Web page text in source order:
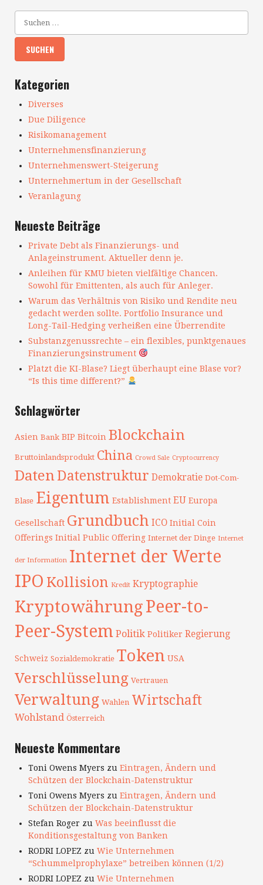
Kategorien
Diverses
Due Diligence
Risikomanagement
Unternehmensfinanzierung
Unternehmenswert-Steigerung
Unternehmertum in der Gesellschaft
Veranlagung
Neueste Beiträge
Private Debt als Finanzierungs- und
Anlageinstrument. Aktueller denn je.
Anleihen für KMU bieten vielfältige Chancen.
Sowohl für Emittenten, als auch für Anleger.
Warum das Verhältnis von Risiko und Rendite neu
gedacht werden sollte. Portfolio Insurance und
Long-Tail-Hedging verheißen eine Überrendite
Substanzgenussrechte – ein flexibles, punktgenaues
Finanzierungsinstrument
Platzt die KI-Blase? Liegt überhaupt eine Blase vor?
“Is this time different?”
Schlagwörter
Asien Bank BIP Bitcoin Blockchain
Bruttoinlandsprodukt China Crowd Sale Cryptocurrency
Daten Datenstruktur Demokratie Dot-Com-
Blase Eigentum Establishment EU Europa
Gesellschaft Grundbuch ICO Initial Coin
Offerings Initial Public Offering Internet der Dinge Internet
der Information Internet der Werte
IPO Kollision Kredit Kryptographie
KryptowährungPeer-to-
Peer-System Politik Politiker Regierung
Schweiz Sozialdemokratie Token USA
Verschlüsselung Vertrauen
Verwaltung Wahlen Wirtschaft
Wohlstand Österreich
Neueste Kommentare
Toni Owens Myers zu Eintragen, Ändern und
Schützen der Blockchain-Datenstruktur
Toni Owens Myers zu Eintragen, Ändern und
Schützen der Blockchain-Datenstruktur
Stefan Roger zu Was beeinflusst die
Konditionsgestaltung von Banken
RODRI LOPEZ zu Wie Unternehmen
“Schummelprophylaxe” betreiben können (1/2)
RODRI LOPEZ zu Wie Unternehmen